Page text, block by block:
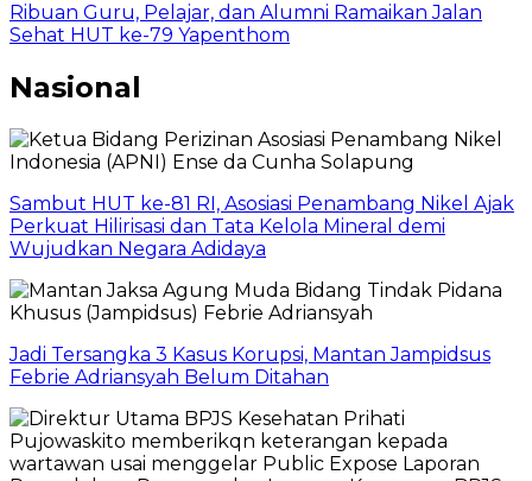
Ribuan Guru, Pelajar, dan Alumni Ramaikan Jalan
Sehat HUT ke-79 Yapenthom
Nasional
Sambut HUT ke-81 RI, Asosiasi Penambang Nikel Ajak
Perkuat Hilirisasi dan Tata Kelola Mineral demi
Wujudkan Negara Adidaya
Jadi Tersangka 3 Kasus Korupsi, Mantan Jampidsus
Febrie Adriansyah Belum Ditahan